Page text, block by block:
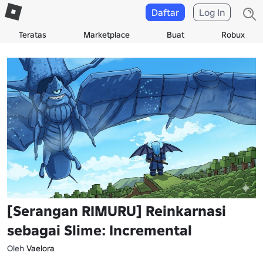
Teratas Marketplace Buat Robux
Daftar Log In
[Serangan RIMURU] Reinkarnasi
sebagai Slime: Incremental
Oleh Vaelora